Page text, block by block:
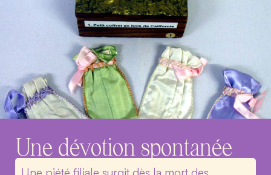
Une dévotion spontanée